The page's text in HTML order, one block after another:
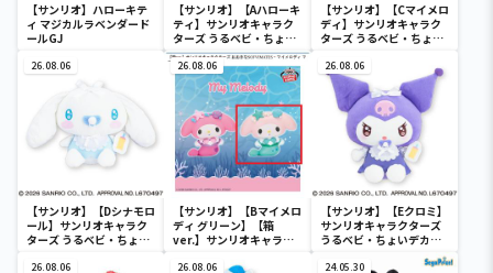
【サンリオ】ハローキテ
ィ マジカルラベンダード
ールGJ
【サンリオ】【Aハローキ
ティ】サンリオキャラク
ターズ うるベビ・ちょい
デカドール
【サンリオ】【Cマイメロ
ディ】サンリオキャラク
ターズ うるベビ・ちょい
26.08.06
【サンリオ】【Dシナモロ
ール】サンリオキャラク
ターズ うるベビ・ちょい
26.08.06
【サンリオ】【Bマイメロ
ディ グリーン】【箱
ver.】サンリオキャラク
SOFVIMATES～マイメロ
26.08.06
【サンリオ】【Eクロミ】
サンリオキャラクターズ
うるベビ・ちょいデカド
26.08.06 26.08.06 24.05.30